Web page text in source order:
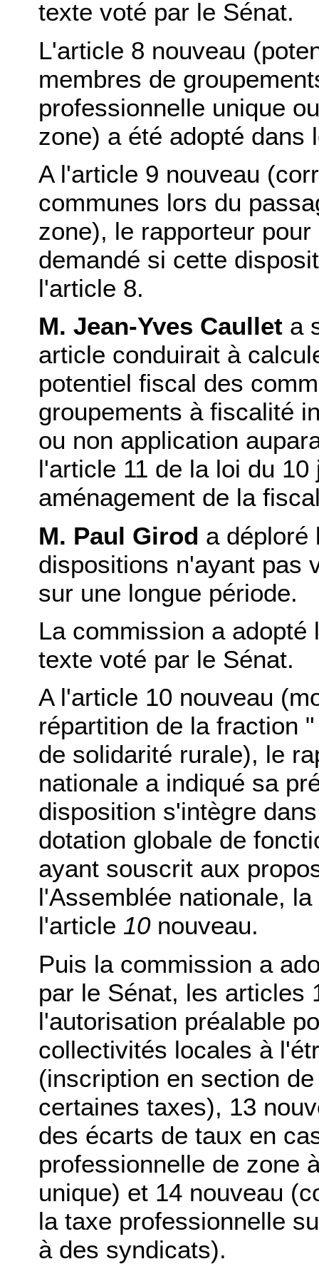
texte voté par le Sénat.
L'article 8 nouveau
membres de
professionnelle unique
zone) a été adopté dans
A l'article 9 nouveau
communes lors du
zone), le rapporteur
demandé si cette
l'article 8.
M. Jean-Yves Caullet a
article conduirait à
potentiel fiscal des
groupements à fiscalité
ou non application
l'article 11 de la loi du
aménagement de la
M. Paul Girod a déploré
dispositions n'ayant pas
sur une longue période.
La commission a
texte voté par le Sénat.
A l'article 10 nouveau
répartition de la fraction
de solidarité rurale), le
nationale a indiqué sa
disposition s'intègre
dotation globale de
ayant souscrit aux
l'Assemblée nationale,
l'article 10 nouveau.
Puis la commission a
par le Sénat, les articles
l'autorisation préalable
collectivités locales à
(inscription en section
certaines taxes), 13
des écarts de taux en
professionnelle de zone
unique) et 14 nouveau
la taxe professionnelle
à des syndicats).